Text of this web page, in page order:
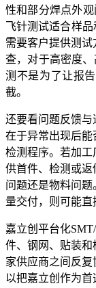
性和部分焊点外观
飞针测试适合样
需要客户提供测
查，对于高密度
测不是为了让报
截。
还要看问题反馈
在于异常出现后
检测程序。若加
供首件、检测或
问题还是物料问
量交付，则可能直
嘉立创平台化
件、钢网、贴装
家供应商之间反
以把嘉立创作为